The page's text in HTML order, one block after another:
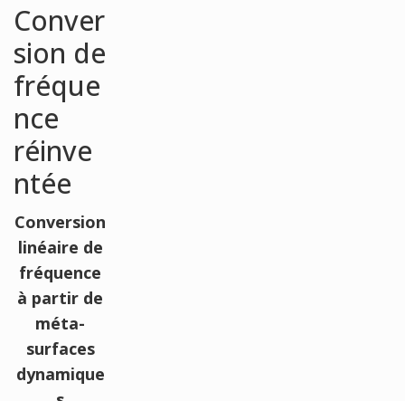
Conver
sion de
fréque
nce
réinve
ntée
Conversion
linéaire de
fréquence
à partir de
méta-
surfaces
dynamique